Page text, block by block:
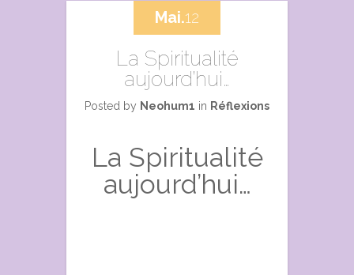
La Spiritualité
aujourd’hui…
Posted by Neohum1 in Réflexions
La Spiritualité
aujourd’hui…
Mai.12